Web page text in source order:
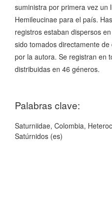
suministra por primera vez un
Hemileucinae para el país.
registros estaban dispersos
sido tomados directamente
por la autora. Se registran en
distribuidas en 46 géneros.
Palabras clave:
Saturniidae, Colombia,
Satúrnidos (es)